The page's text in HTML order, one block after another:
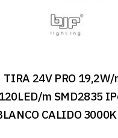
TIRA 24V PRO 19,2W/
m SMD2835
CALIDO